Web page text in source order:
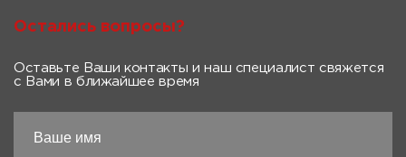
Остались вопросы?
Оставьте Ваши контакты и наш специалист свяжется
с Вами в ближайшее время